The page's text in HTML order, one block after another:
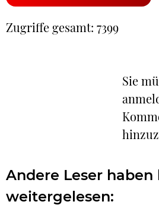
Zugriffe gesamt: 7399
Sie
Andere Leser haben
weitergelesen: